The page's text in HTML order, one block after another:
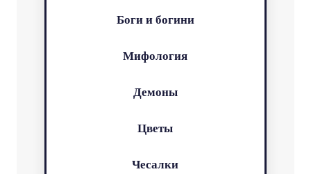
Боги и богини
Мифология
Демоны
Цветы
Чесалки